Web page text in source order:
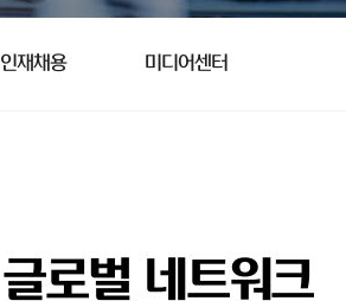
인재채용 미디어센터
글로벌 네트워크